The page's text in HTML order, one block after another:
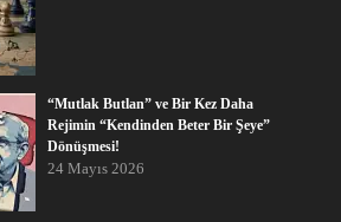
“Mutlak Butlan” ve Bir Kez Daha
Rejimin “Kendinden Beter Bir Şeye”
Dönüşmesi!
24 Mayıs 2026